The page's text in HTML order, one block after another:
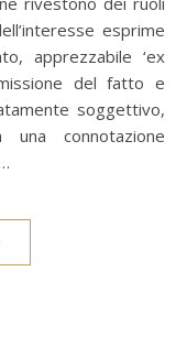
esprime
apprezzabile ‘ex
del fatto e
soggettivo,
connotazione